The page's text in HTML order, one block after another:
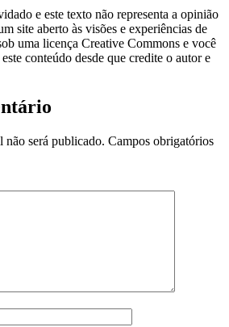
e este texto não representa a opinião
site aberto às visões e experiências de
uma licença Creative Commons e você
conteúdo desde que credite o autor e
não será publicado. Campos obrigatórios